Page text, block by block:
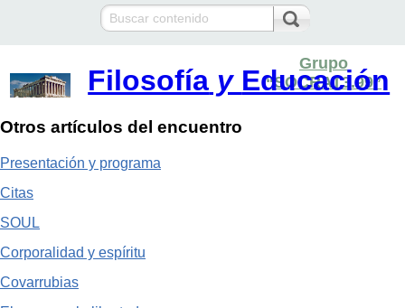
Filosofía y Educación
Grupo
“SOCRAT3.99”
Otros artículos del encuentro
Presentación y programa
Citas
SOUL
Corporalidad y espíritu
Covarrubias